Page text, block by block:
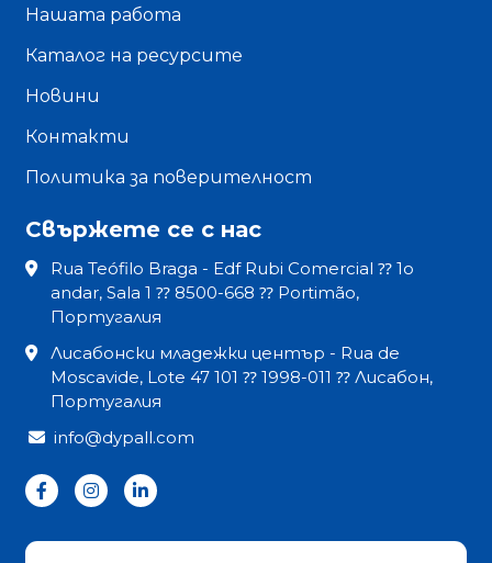
Нашата работа
Каталог на ресурсите
Новини
Контакти
Политика за поверителност
Свържете се с нас
Rua Teófilo Braga - Edf Rubi Comercial ⁇ 1o
andar, Sala 1 ⁇ 8500-668 ⁇ Portimão,
Португалия
Лисабонски младежки център - Rua de
Moscavide, Lote 47 101 ⁇ 1998-011 ⁇ Лисабон,
Португалия
info@dypall.com